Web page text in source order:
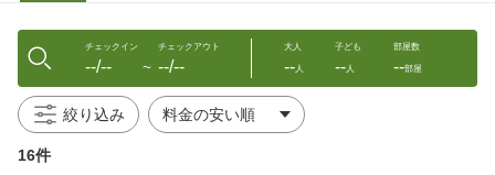
チェックイン
--/-- 〜
チェックアウト
--/--
大人
--人
子ども
--人
部屋数
--部屋
絞り込み
16件